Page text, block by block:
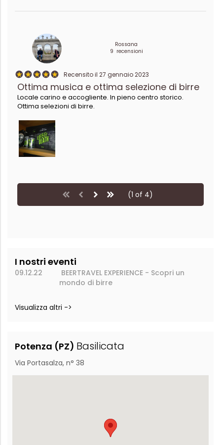
Rossana
9 recensioni
Recensito il 27 gennaio 2023
Ottima musica e ottima selezione di birre
Locale carino e accogliente. In pieno centro storico.
Ottima selezioni di birre.
(1 of 4)
I nostri eventi
09.12.22
BEERTRAVEL EXPERIENCE - Scopri un
mondo di birre
Visualizza altri ->
Potenza (PZ) Basilicata
Via Portasalza, n° 38